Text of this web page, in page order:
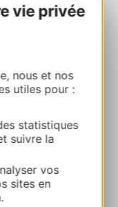
vie privée
nous et nos
utiles pour :
statistiques
suivre la
vos
sites en